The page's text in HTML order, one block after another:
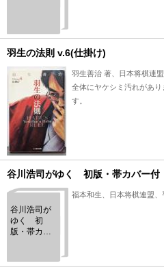
羽生の法則 v.6(仕掛け)
羽生善治 著、日本将棋連
全体にヤケシミ汚れがあ
す。
谷川浩司がゆく 初版・帯カバー付
谷川浩司が
ゆく 初
版・帯カバ
福本和生、日本将棋連盟、